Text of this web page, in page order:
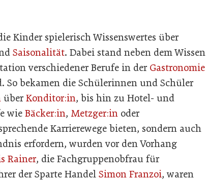
Kinder spielerisch Wissenswertes über
Saisonalität. Dabei stand neben dem Wissen
verschiedener Berufe in der Gastronomie
So bekamen die Schülerinnen und Schüler
über Konditor:in, bis hin zu Hotel- und
wie Bäcker:in, Metzger:in oder
Karrierewege bieten, sondern auch
erfordern, wurden vor den Vorhang
Rainer, die Fachgruppenobfrau für
der Sparte Handel Simon Franzoi, waren